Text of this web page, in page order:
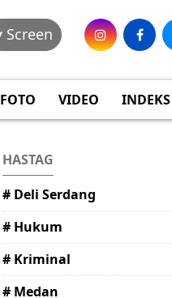
Screen
FOTO VIDEO INDEKS
HASTAG
# Deli Serdang
# Hukum
# Kriminal
# Medan